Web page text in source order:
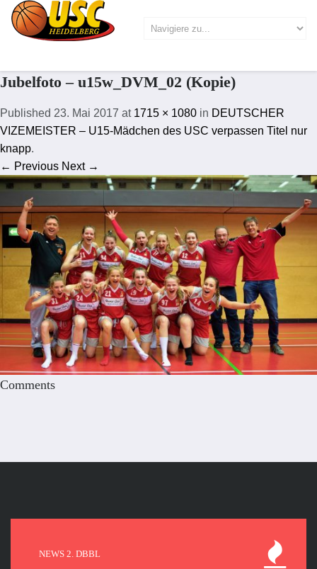
Jubelfoto – u15w_DVM_02 (Kopie)
Published 23. Mai 2017 at 1715 × 1080 in DEUTSCHER
VIZEMEISTER – U15-Mädchen des USC verpassen Titel nur
knapp.
← Previous Next →
Comments
NEWS 2. DBBL